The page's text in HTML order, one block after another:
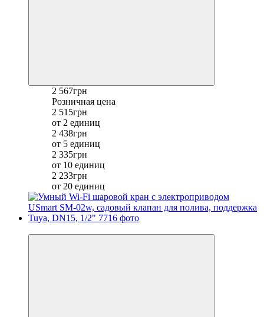
2 567грн
Розничная цена
2 515грн
от 2 единиц
2 438грн
от 5 единиц
2 335грн
от 10 единиц
2 233грн
от 20 единиц